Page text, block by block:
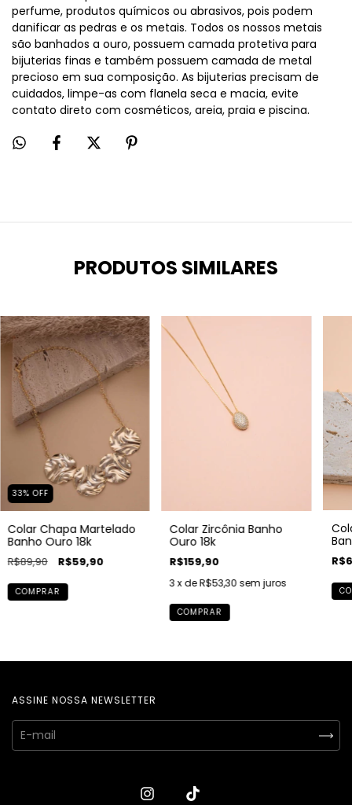
perfume, produtos químicos ou abrasivos, pois podem
danificar as pedras e os metais. Todos os nossos metais
são banhados a ouro, possuem camada protetiva para
bijuterias finas e também possuem camada de metal
precioso em sua composição. As bijuterias precisam de
cuidados, limpe-as com flanela seca e macia, evite
contato direto com cosméticos, areia, praia e piscina.
PRODUTOS SIMILARES
33%OFF
Colar Chapa Martelado
Banho Ouro 18k
R$89,90 R$59,90
COMPRAR
Colar Zircônia Banho
Ouro 18k
R$159,90
3 x deR$53,30 sem juros
COMPRAR
ASSINE NOSSA NEWSLETTER